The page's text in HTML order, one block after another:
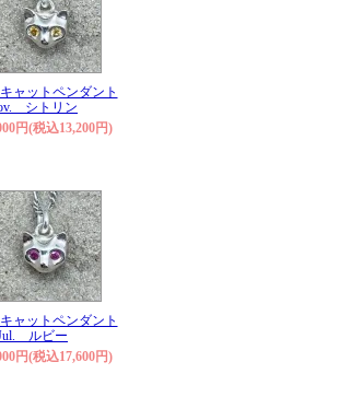
ャットペンダント
シトリン
円(税込13,200円)
ャットペンダント
ルビー
円(税込17,600円)